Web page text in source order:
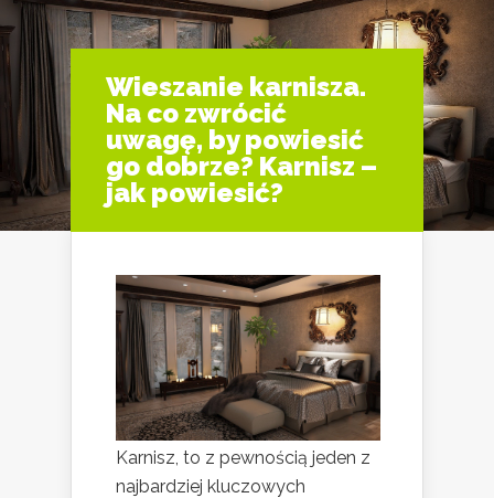
Wieszanie karnisza.
Na co zwrócić
uwagę, by powiesić
go dobrze? Karnisz –
jak powiesić?
Karnisz, to z pewnością jeden z
najbardziej kluczowych